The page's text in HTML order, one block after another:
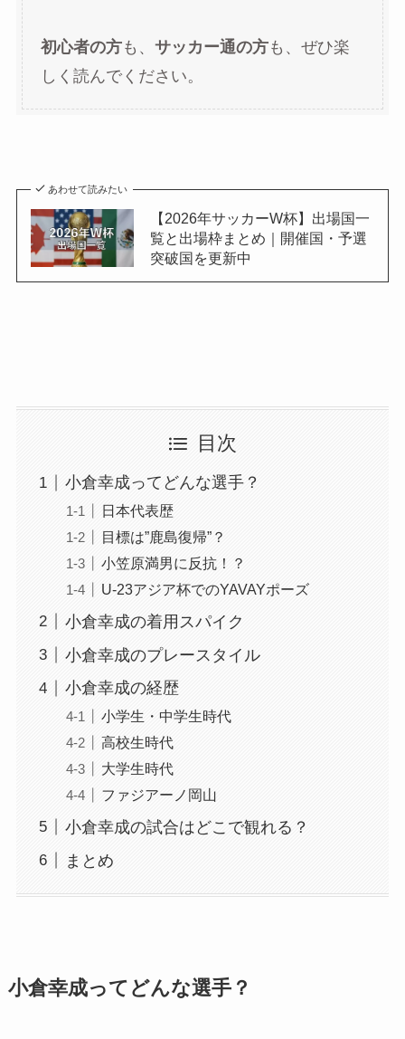
初心者の方も、 サッカー通の方も、ぜひ楽
しく読んでください。
あわせて読みたい
【2026年サッカーW杯】出場国一
覧と出場枠まとめ｜開催国・予選
突破国を更新中
目次
小倉幸成ってどんな選手？
日本代表歴
目標は”鹿島復帰”？
小笠原満男に反抗！？
U-23アジア杯でのYAVAYポーズ
小倉幸成の着用スパイク
小倉幸成のプレースタイル
小倉幸成の経歴
小学生・中学生時代
高校生時代
大学生時代
ファジアーノ岡山
小倉幸成の試合はどこで観れる？
まとめ
小倉幸成ってどんな選手？